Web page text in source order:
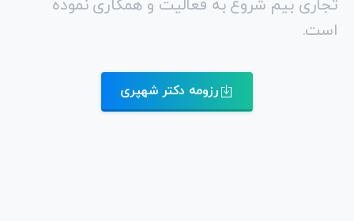
بخشیدن در امور اجرایی و پایین آمدن هزینه ها و
بالا رفتن توان فنی و مهندسی و اجرای پروژه طی
BIM) و شرکت توسعه سرمایه گذاری و عمرانی
تجاری بیم شروع به فعالیت و همکاری نموده